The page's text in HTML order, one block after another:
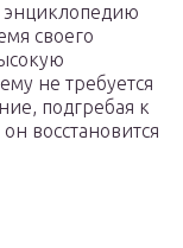
своего
не требуется
подгребая к
восстановится